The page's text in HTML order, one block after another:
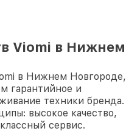
Viomi в Нижнем
в Нижнем Новгороде,
гарантийное и
техники бренда.
высокое качество,
сервис.